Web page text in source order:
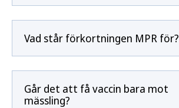
Vad står förkortningen MPR för?
Går det att få vaccin bara mot
mässling?